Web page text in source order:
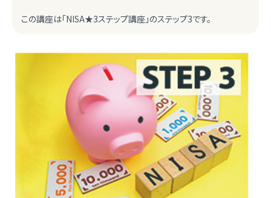
この講座は「NISA★3ステップ講座」のステップ3です。